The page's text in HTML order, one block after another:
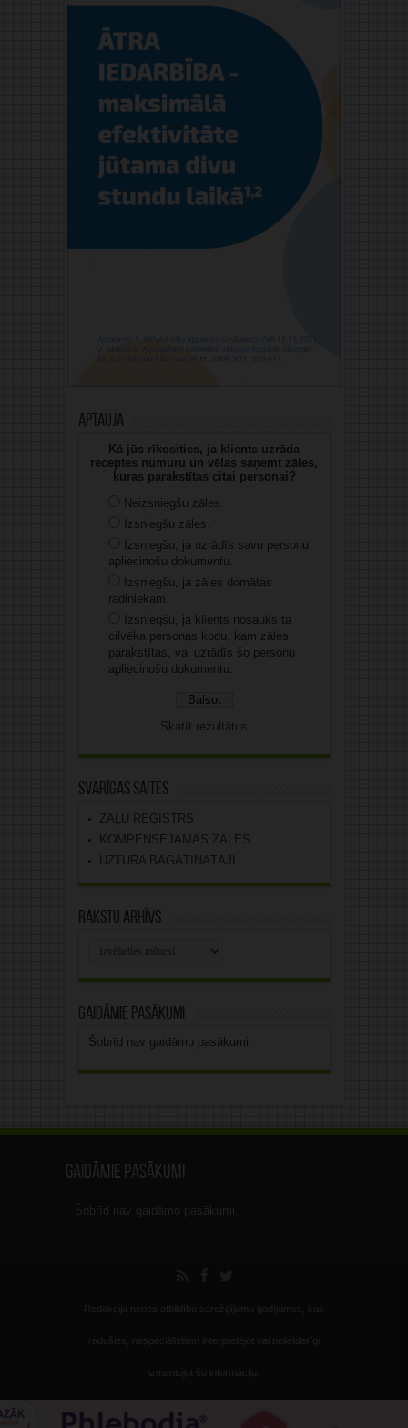
Aptauja
Kā jūs rīkosities, ja klients uzrāda
receptes numuru un vēlas saņemt zāles,
kuras parakstītas citai personai?
Neizsniegšu zāles.
Izsniegšu zāles.
Izsniegšu, ja uzrādīs savu personu
apliecinošu dokumentu.
Izsniegšu, ja zāles domātas
radiniekam.
Izsniegšu, ja klients nosauks tā
cilvēka personas kodu, kam zāles
parakstītas, vai uzrādīs šo personu
apliecinošu dokumentu.
Skatīt rezultātus
Svarīgas saites
ZĀĻU REĢISTRS
KOMPENSĒJAMĀS ZĀLES
UZTURA BAGĀTINĀTĀJI
Rakstu arhīvs
Gaidāmie pasākumi
Šobrīd nav gaidāmo pasākumi.
Gaidāmie pasākumi
Šobrīd nav gaidāmo pasākumi.
Redakcija nenes atbildību sarežģījumu gadījumos, kas